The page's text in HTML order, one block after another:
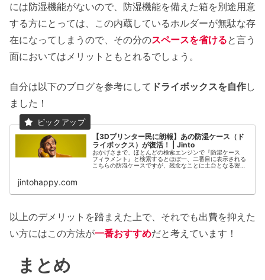
には防湿機能がないので、防湿機能を備えた箱を別途用意
する方にとっては、この内蔵しているホルダーが無駄な存
在になってしまうので、その分のスペースを省けると言う
面においてはメリットともとれるでしょう。
自分は以下のブログを参考にして ドライボックスを自作し
ました！
【3Dプリンター民に朗報】あの防湿ケース（ド
ライボックス）が復活！ | Jinto
おかげさまで、ほとんどの検索エンジンで『防湿ケース
フィラメント』と検索するとほぼ一、二番目に表示される
こちらの防湿ケースですが、残念なことに土台となる密封
jintohappy.com
以上のデメリットを踏まえた上で、それでも出費を抑えた
い方にはこの方法が一番おすすめだと考えています！
まとめ